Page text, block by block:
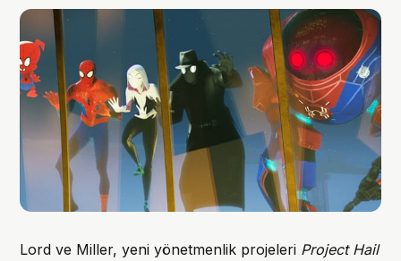
Lord ve Miller, yeni yönetmenlik projeleri Project Hail